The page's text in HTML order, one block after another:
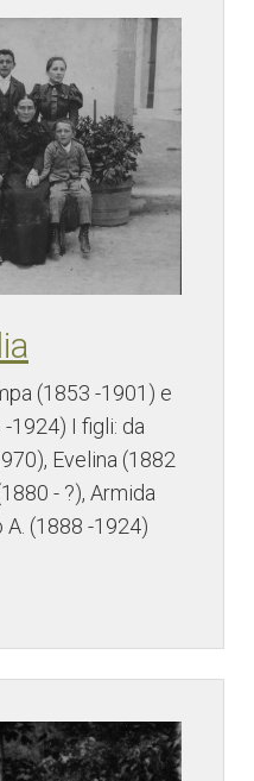
(1853 -1901) e
1924) I figli: da
Evelina (1882
- ?), Armida
A. (1888 -1924)